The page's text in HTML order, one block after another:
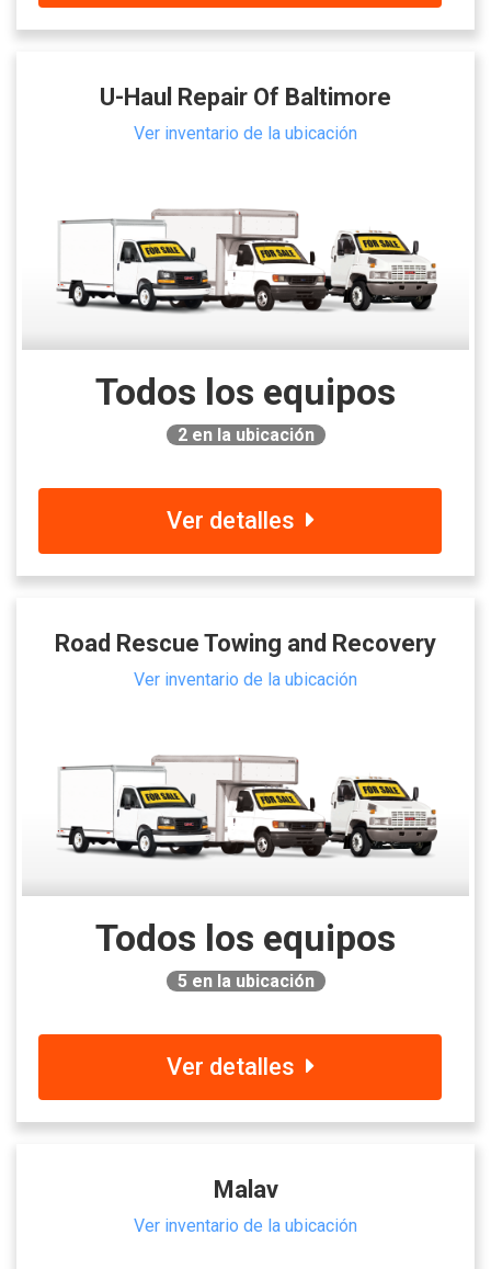
U-Haul Repair Of Baltimore
Ver inventario de la ubicación
Todos los equipos
2en la ubicación
Ver detalles
Road Rescue Towing and Recovery
Ver inventario de la ubicación
Todos los equipos
5 en la ubicación
Ver detalles
Malav
Ver inventario de la ubicación